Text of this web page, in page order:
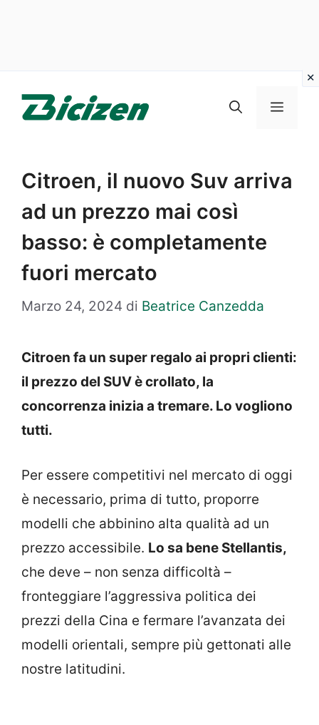
Menu
Citroen, il nuovo Suv arriva
ad un prezzo mai così
basso: è completamente
fuori mercato
Marzo 24, 2024 di Beatrice Canzedda
Citroen fa un super regalo ai propri clienti:
il prezzo del SUV è crollato, la
concorrenza inizia a tremare. Lo vogliono
tutti.
Per essere competitivi nel mercato di oggi
è necessario, prima di tutto, proporre
modelli che abbinino alta qualità ad un
prezzo accessibile. Lo sa bene Stellantis,
che deve – non senza difficoltà –
fronteggiare l’aggressiva politica dei
prezzi della Cina e fermare l’avanzata dei
modelli orientali, sempre più gettonati alle
nostre latitudini.